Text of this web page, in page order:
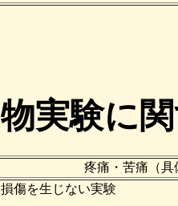
実験に
疼痛・苦痛（具
傷を生じない実験